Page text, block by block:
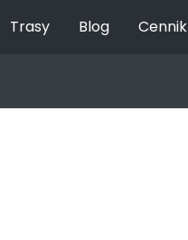
Trasy Blog Cennik